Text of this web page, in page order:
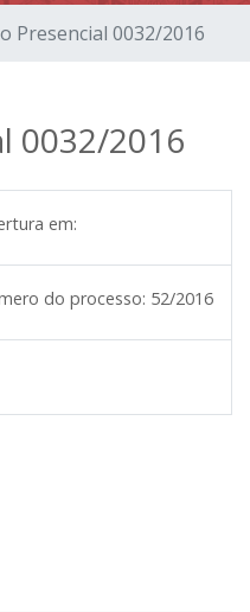
Presencial 0032/2016
0032/2016
em:
do processo: 52/2016